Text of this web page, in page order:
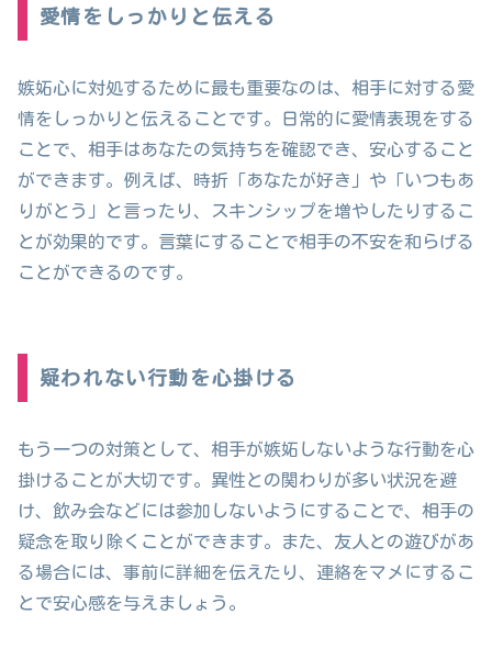
愛情をしっかりと伝える
嫉妬心に対処するために最も重要なのは、相手に対する愛
情をしっかりと伝えることです。日常的に愛情表現をする
ことで、相手はあなたの気持ちを確認でき、安心すること
ができます。例えば、時折「あなたが好き」や「いつもあ
りがとう」と言ったり、スキンシップを増やしたりするこ
とが効果的です。言葉にすることで相手の不安を和らげる
ことができるのです。
疑われない行動を心掛ける
もう一つの対策として、相手が嫉妬しないような行動を心
掛けることが大切です。異性との関わりが多い状況を避
け、飲み会などには参加しないようにすることで、相手の
疑念を取り除くことができます。また、友人との遊びがあ
る場合には、事前に詳細を伝えたり、連絡をマメにするこ
とで安心感を与えましょう。